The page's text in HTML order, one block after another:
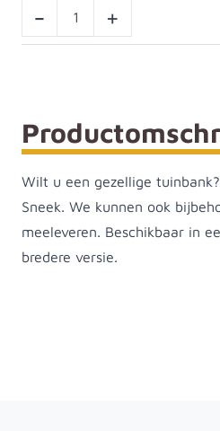
- +
Wilt u een gezellige
Sneek. We kunnen ook
meeleveren. Beschikbaar in
bredere versie.